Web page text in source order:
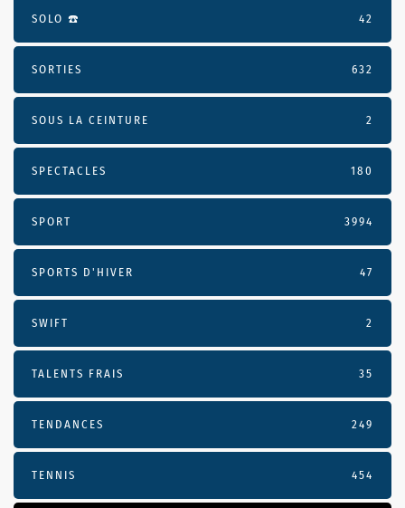
SOLO ☎️ 42
SORTIES 632
SOUS LA CEINTURE 2
SPECTACLES 180
SPORT 3994
SPORTS D'HIVER 47
SWIFT 2
TALENTS FRAIS 35
TENDANCES 249
TENNIS 454